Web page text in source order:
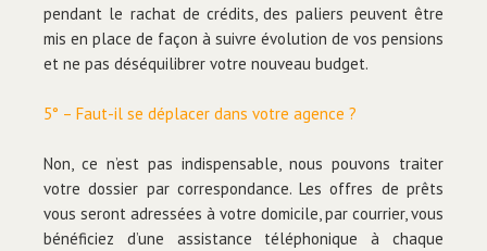
pendant le rachat de crédits, des paliers peuvent être
mis en place de façon à suivre évolution de vos pensions
et ne pas déséquilibrer votre nouveau budget.
5° – Faut-il se déplacer dans votre agence ?
Non, ce n’est pas indispensable, nous pouvons traiter
votre dossier par correspondance. Les offres de prêts
vous seront adressées à votre domicile, par courrier, vous
bénéficiez d’une assistance téléphonique à chaque